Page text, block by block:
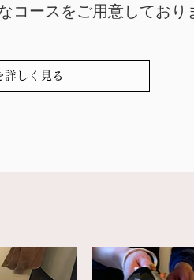
コースをご用意しており
詳しく見る